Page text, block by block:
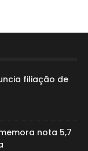
filiação de
nota 5,7